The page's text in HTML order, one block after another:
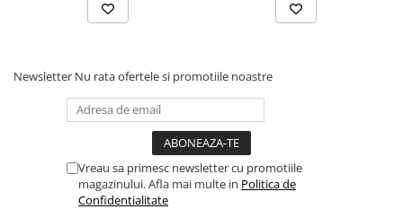
Newsletter Nu rata ofertele si promotiile noastre
Vreau sa primesc newsletter cu promotiile
magazinului. Afla mai multe in Politica de
Confidentialitate